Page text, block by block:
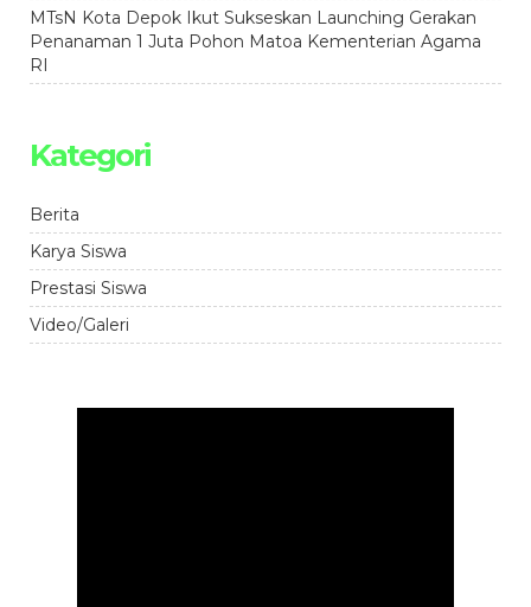
MTsN Kota Depok Ikut Sukseskan Launching Gerakan
Penanaman 1 Juta Pohon Matoa Kementerian Agama
RI
Kategori
Berita
Karya Siswa
Prestasi Siswa
Video/Galeri